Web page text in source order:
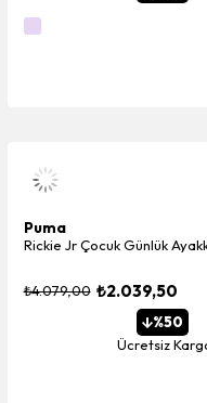
Puma
Rickie Jr Çocuk Günlük
₺2.039,50
₺4.079,00
%50
Ücretsiz